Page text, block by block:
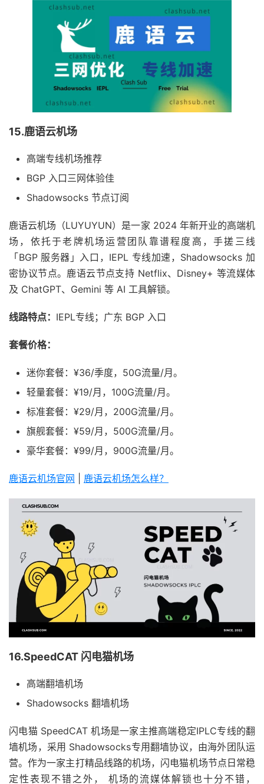
15.鹿语云机场
高端专线机场推荐
BGP 入口三网体验佳
Shadowsocks 节点订阅
鹿语云机场（LUYUYUN）是一家 2024 年新开业的高端机
场，依托于老牌机场运营团队靠谱程度高，手搓三线
「BGP 服务器」入口，IEPL 专线加速，Shadowsocks 加
密协议节点。鹿语云节点支持 Netflix、Disney+ 等流媒体
及 ChatGPT、Gemini 等 AI 工具解锁。
线路特点： IEPL专线；广东 BGP 入口
套餐价格：
迷你套餐：¥36/季度，50G流量/月。
轻量套餐：¥19/月，100G流量/月。
标准套餐：¥29/月，200G流量/月。
旗舰套餐：¥59/月，500G流量/月。
豪华套餐：¥99/月，900G流量/月。
鹿语云机场官网 鹿语云机场怎么样？
16.SpeedCAT 闪电猫机场
高端翻墙机场
Shadowsocks 翻墙机场
闪电猫 SpeedCAT 机场是一家主推高端稳定IPLC专线的翻
墙机场，采用 Shadowsocks专用翻墙协议，由海外团队运
营。作为一家主打精品线路的机场，闪电猫机场节点日常稳
定性表现不错之外， 机场的流媒体解锁也十分不错，